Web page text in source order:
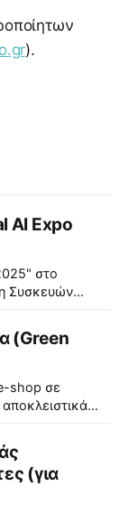
).
AI Expo
στο
ολοκλήρου σε
— άνοιξε
Shenzhen
(Green
shop σε
απόδοση.
(για